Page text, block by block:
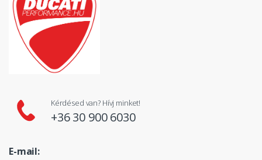
Kérdésed van? Hívj minket!
+36 30 900 6030
E-mail: